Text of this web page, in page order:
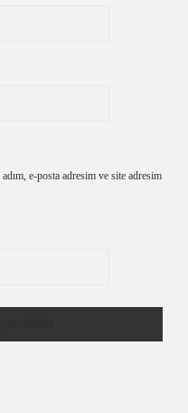
e-posta adresim ve site adresim